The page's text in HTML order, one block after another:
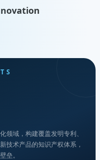
领域，构建覆盖发明专利、
技术产品的知识产权体系，
垒。